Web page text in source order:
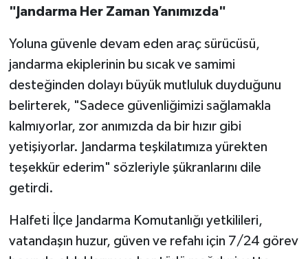
​"Jandarma Her Zaman Yanımızda"
Yoluna güvenle devam eden araç sürücüsü,
jandarma ekiplerinin bu sıcak ve samimi
desteğinden dolayı büyük mutluluk duyduğunu
belirterek, "Sadece güvenliğimizi sağlamakla
kalmıyorlar, zor anımızda da bir hızır gibi
yetişiyorlar. Jandarma teşkilatımıza yürekten
teşekkür ederim" sözleriyle şükranlarını dile
getirdi.
​Halfeti İlçe Jandarma Komutanlığı yetkilileri,
vatandaşın huzur, güven ve refahı için 7/24 görev